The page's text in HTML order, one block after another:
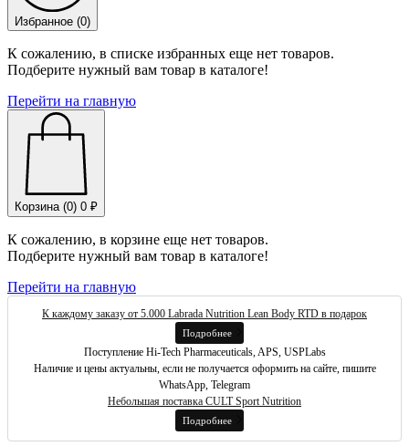
Избранное (0)
К сожалению, в списке избранных еще нет товаров.
Подберите нужный вам товар в каталоге!
Перейти на главную
Корзина (0) 0 ₽
К сожалению, в корзине еще нет товаров.
Подберите нужный вам товар в каталоге!
Перейти на главную
К каждому заказу от 5.000 Labrada Nutrition Lean Body RTD в подарок
Подробнее
Поступление Hi-Tech Pharmaceuticals, APS, USPLabs
Наличие и цены актуальны, если не получается оформить на сайте, пишите
WhatsApp, Telegram
Небольшая поставка CULT Sport Nutrition
Подробнее